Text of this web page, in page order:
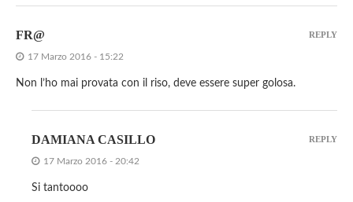
FR@
17 Marzo 2016 - 15:22
Non l’ho mai provata con il riso, deve essere super golosa.
REPLY
DAMIANA CASILLO
17 Marzo 2016 - 20:42
Si tantoooo
REPLY